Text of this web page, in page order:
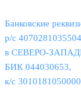
Банковские
р/с
в СЕВЕРО-
БИК 044030653,
к/с